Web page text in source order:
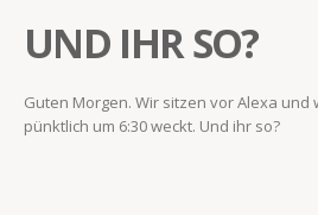
UND IHR SO?
Guten Morgen. Wir sitzen vor Alexa und
pünktlich um 6:30 weckt. Und ihr so?